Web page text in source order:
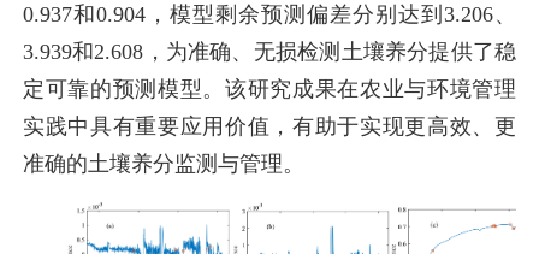
0.937和0.904，模型剩余预测偏差分别达到3.206、
3.939和2.608，为准确、无损检测土壤养分提供了稳
定可靠的预测模型。该研究成果在农业与环境管理
实践中具有重要应用价值，有助于实现更高效、更
准确的土壤养分监测与管理。